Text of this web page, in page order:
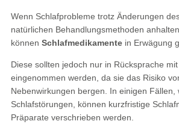
Wenn Schlafprobleme trotz Änderungen
natürlichen Behandlungsmethoden anhalten,
können Schlafmedikamentein Erwägung
Diese sollten jedoch nur in Rücksprache
eingenommen werden, da sie das Risiko
Nebenwirkungen bergen. In einigen Fällen,
Schlafstörungen, können kurzfristige
Präparate verschrieben werden.